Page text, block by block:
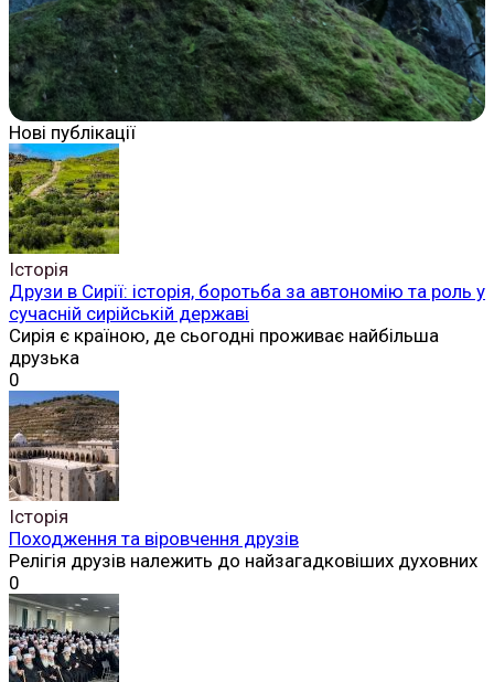
Нові публікації
Історія
Друзи в Сирії: історія, боротьба за автономію та роль у
сучасній сирійській державі
Сирія є країною, де сьогодні проживає найбільша
друзька
0
Історія
Походження та віровчення друзів
Релігія друзів належить до найзагадковіших духовних
0